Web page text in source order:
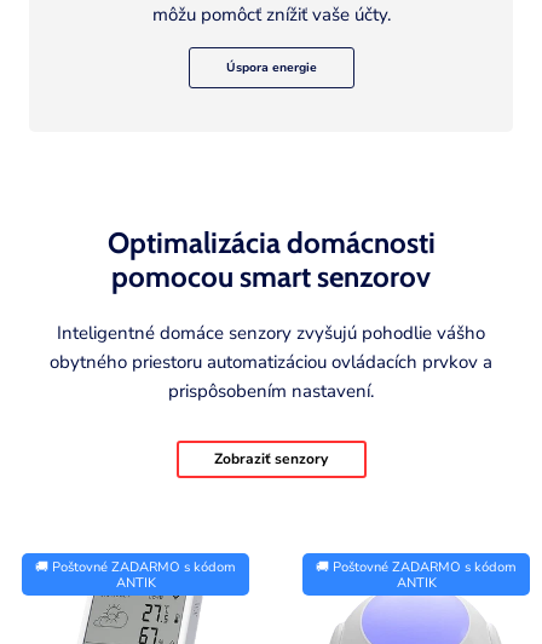
môžu pomôcť znížiť vaše účty.
Úspora energie
Optimalizácia domácnosti
pomocou smart senzorov
Inteligentné domáce senzory zvyšujú pohodlie vášho
obytného priestoru automatizáciou ovládacích prvkov a
prispôsobením nastavení.
Zobraziť senzory
P 🚚 Poštovné ZADARMO s kódom
ANTIK
🚚 Poštovné ZADARMO s kódom
ANTIK